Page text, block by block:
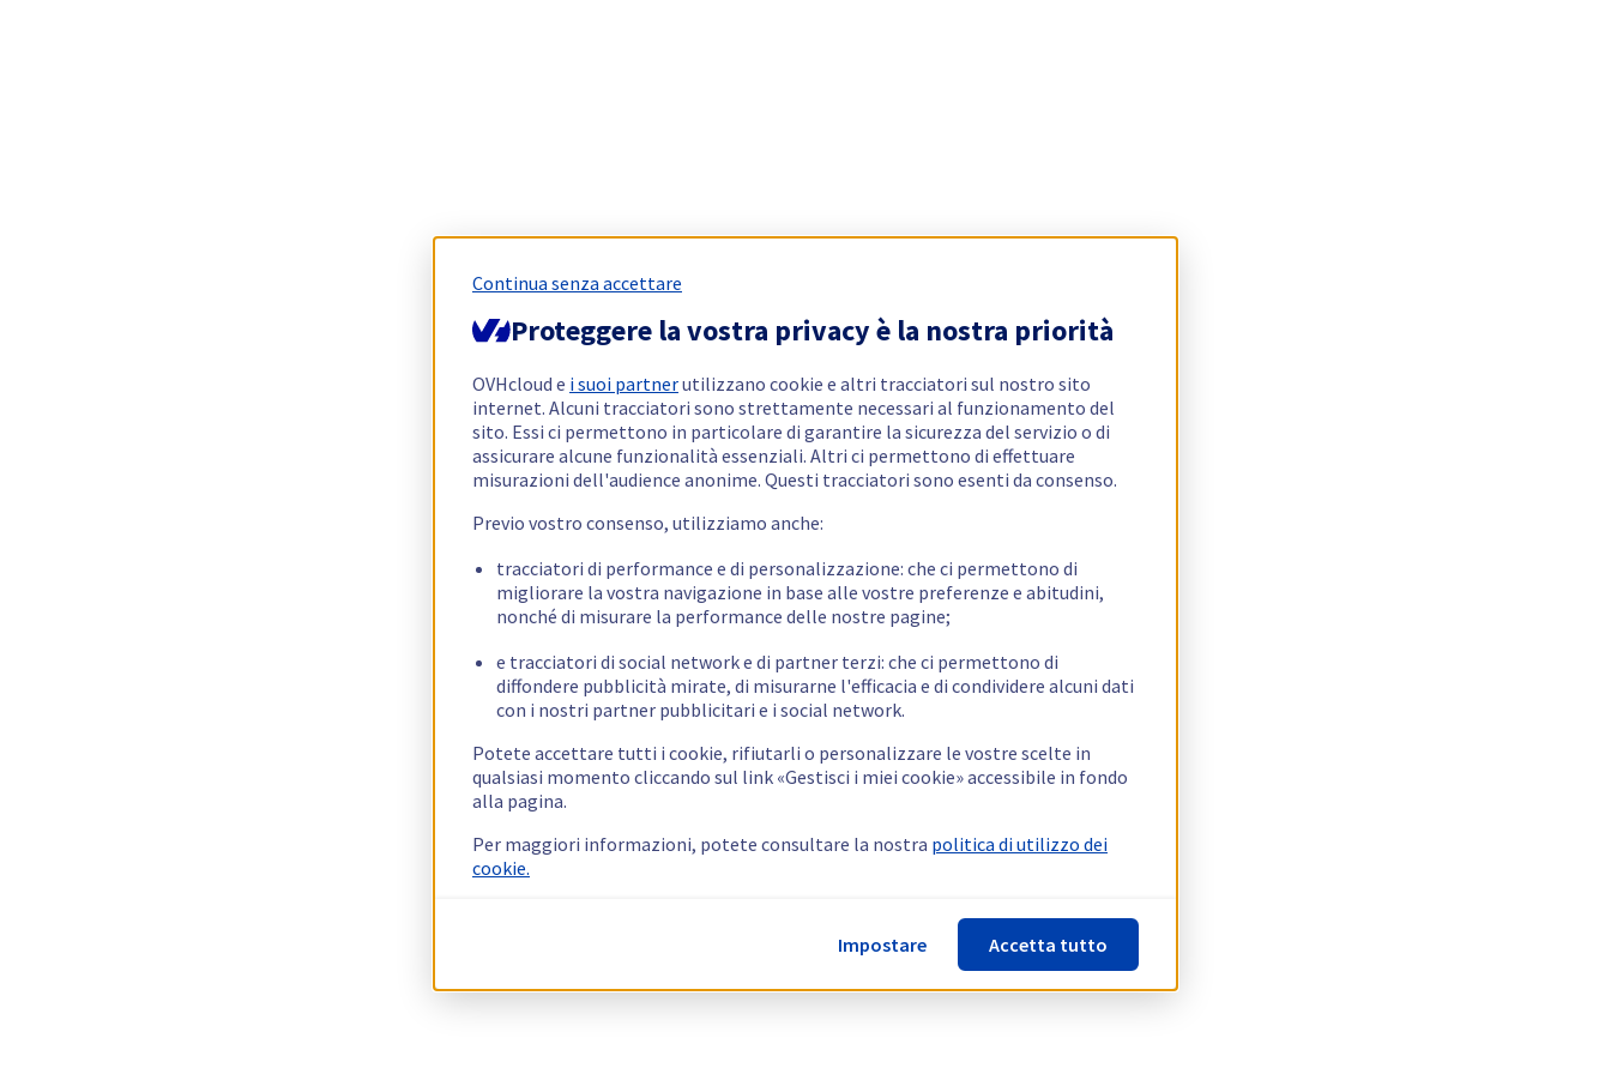
Continua senza accettare
Proteggere la vostra privacy è la nostra priorità
OVHcloud e i suoi partnerutilizzano cookie e altri tracciatori sul nostro sito
internet. Alcuni tracciatori sono strettamente necessari al funzionamento del
sito. Essi ci permettono in particolare di garantire la sicurezza del servizio o di
assicurare alcune funzionalità essenziali. Altri ci permettono di effettuare
misurazioni dell'audience anonime. Questi tracciatori sono esenti da consenso.
Previo vostro consenso, utilizziamo anche:
tracciatori di performance e di personalizzazione: che ci permettono di
migliorare la vostra navigazione in base alle vostre preferenze e abitudini,
nonché di misurare la performance delle nostre pagine;
e tracciatori di social network e di partner terzi: che ci permettono di
diffondere pubblicità mirate, di misurarne l'efficacia e di condividere alcuni dati
con i nostri partner pubblicitari e i social network.
Potete accettare tutti i cookie, rifiutarli o personalizzare le vostre scelte in
qualsiasi momento cliccando sul link «Gestisci i miei cookie» accessibile in fondo
alla pagina.
Per maggiori informazioni, potete consultare la nostra politica di utilizzo dei
cookie.
Impostare Accetta tutto